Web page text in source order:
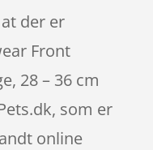
der er
Front
28 – 36 cm
som er
online